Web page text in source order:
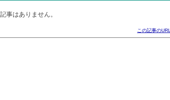
事はありません。
この記事のURL